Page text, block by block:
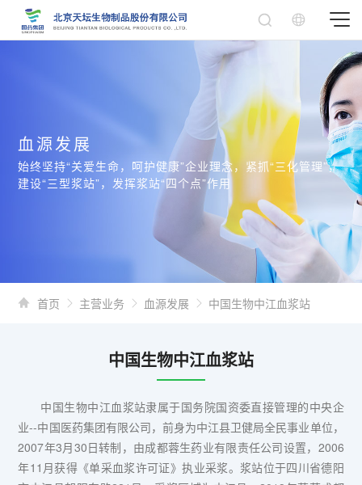
血源发展
始终坚持“关爱生命，呵护健康”企业理念，紧抓“三化管理”，
建设“三型浆站”，发挥浆站“四个点”作用
首页 主营业务 血源发展 中国生物中江血浆站
中国生物中江血浆站
中国生物中江血浆站隶属于国务院国资委直接管理的中央企
业--中国医药集团有限公司，前身为中江县卫健局全民事业单位，
2007年3月30日转制，由成都蓉生药业有限责任公司设置，2006
年11月获得《单采血浆许可证》执业采浆。浆站位于四川省德阳